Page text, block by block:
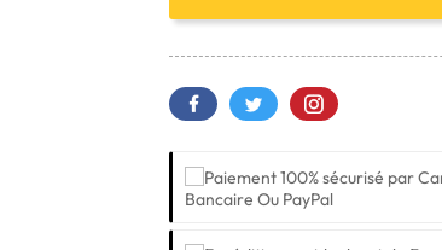
Bancaire Ou PayPal